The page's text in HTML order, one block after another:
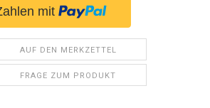
AUF DEN MERKZETTEL
FRAGE ZUM PRODUKT